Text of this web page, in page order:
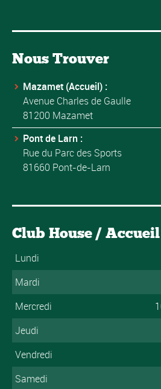
Nous Trouver
Mazamet (Accueil) :
Avenue Charles de Gaulle
81200 Mazamet
Pont de Larn :
Rue du Parc des Sports
81660 Pont-de-Larn
Club House /
Lundi
Mardi
Mercredi
Jeudi
Vendredi
Samedi